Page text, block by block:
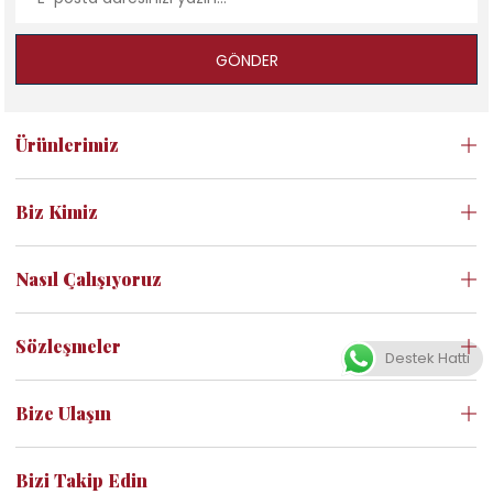
GÖNDER
Ürünlerimiz
Biz Kimiz
Nasıl Çalışıyoruz
Sözleşmeler
Bize Ulaşın
Bizi Takip Edin
Destek Hattı